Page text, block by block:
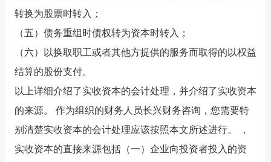
转换为股票时转入；
（五）债务重组时债权转为资本时转入；
（六）以换取职工或者其他方提供的服务而取得的以权益
结算的股份支付。
以上详细介绍了实收资本的会计处理，并介绍了实收资本
的来源。 作为组织的财务人员长兴财务咨询 ，您需要特
别清楚实收资本的会计处理应该按照本文所述进行。 ，
实收资本的直接来源包括（一）企业向投资者投入的资